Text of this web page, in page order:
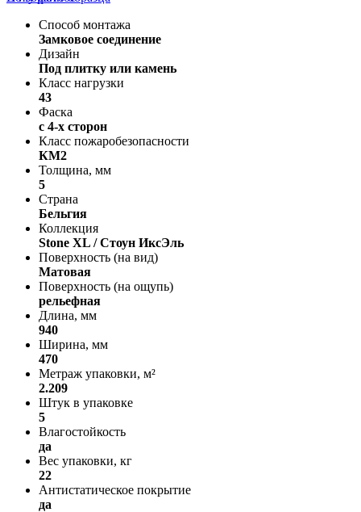
Способ монтажа
Замковое соединение
Дизайн
Под плитку или камень
Класс нагрузки
43
Фаска
с 4-х сторон
Класс пожаробезопасности
КМ2
Толщина, мм
5
Страна
Бельгия
Коллекция
Stone XL / Стоун ИксЭль
Поверхность (на вид)
Матовая
Поверхность (на ощупь)
рельефная
Длина, мм
940
Ширина, мм
470
Метраж упаковки, м²
2.209
Штук в упаковке
5
Влагостойкость
да
Вес упаковки, кг
22
Антистатическое покрытие
да